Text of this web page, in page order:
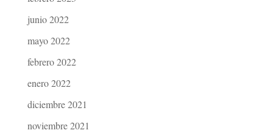
junio 2022
mayo 2022
febrero 2022
enero 2022
diciembre 2021
noviembre 2021